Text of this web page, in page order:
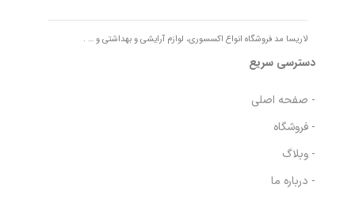
لاریسا مد فروشگاه انواع اکسسوری، لوازم آرایشی و بهداشتی و … .
دسترسی سریع
- صفحه اصلی
- فروشگاه
- وبلاگ
- درباره ما